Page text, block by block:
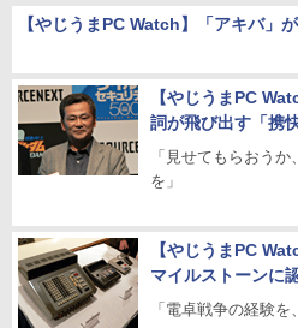
【やじうまPC Watch】「アキバ」
【やじうまPC
詞が飛び出す「携
「見せてもらおう
を」
【やじうまPC
マイルストーンに
「電卓戦争の経験を